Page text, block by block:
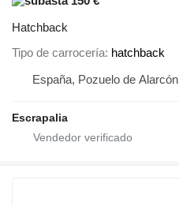
Hatchback
Tipo de carrocería hatchback
España, Pozuelo de Alarcón
Escrapalia